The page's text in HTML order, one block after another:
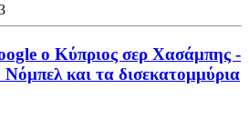
ο Κύπριος σερ Χασάμπης -
και τα δισεκατομμύρια